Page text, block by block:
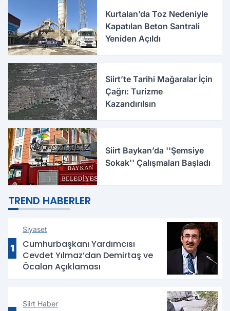
Kurtalan’da Toz Nedeniyle
Kapatılan Beton Santrali
Yeniden Açıldı
Siirt’te Tarihi Mağaralar İçin
Çağrı: Turizme
Kazandırılsın
Siirt Baykan’da ''Şemsiye
Sokak'' Çalışmaları Başladı
TREND HABERLER
1
Siyaset
Cumhurbaşkanı Yardımcısı
Cevdet Yılmaz’dan Demirtaş ve
Öcalan Açıklaması
Siirt Haber